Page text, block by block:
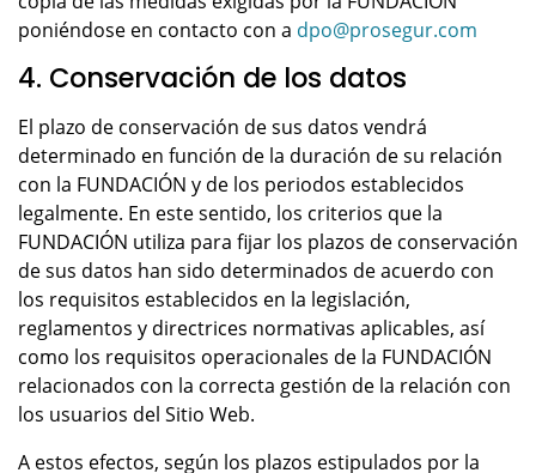
poniéndose en contacto con a dpo@prosegur.com
4. Conservación de los datos
El plazo de conservación de sus datos vendrá
determinado en función de la duración de su relación
con la FUNDACIÓN y de los periodos establecidos
legalmente. En este sentido, los criterios que la
FUNDACIÓN utiliza para fijar los plazos de conservación
de sus datos han sido determinados de acuerdo con
los requisitos establecidos en la legislación,
reglamentos y directrices normativas aplicables, así
como los requisitos operacionales de la FUNDACIÓN
relacionados con la correcta gestión de la relación con
los usuarios del Sitio Web.
A estos efectos, según los plazos estipulados por la